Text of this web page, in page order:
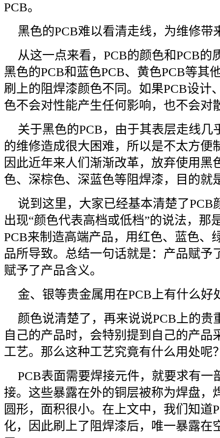
PCB。
黑色的PCB难以看清走线，为维修带
从这一点来看，PCB的颜色和PCB的
黑色的PCB和蓝色PCB、黄色PCB等其
刷上的阻焊漆颜色不同。如果PCB设计
色不会对性能产生任何影响，也不会对
关于黑色的PCB，由于其表层走线几
的维修造成很大困难，所以是不太方便
因此近年来人们渐渐改革，放弃使用黑
色、深棕色、深蓝色等阻焊漆，目的就
说到这里，大家已经基本清楚了PCB
出现“颜色代表高档或低档”的说法，那
PCB来制造高端产品，用红色、蓝色、
品所导致。总结一句话就是：产品赋予
赋予了产品含义。
金、银等贵金属用在PCB上有什么好
颜色说清楚了，再来说说PCB上的贵
自己的产品时，会特别提到自己的产品
工艺。那么这种工艺究竟有什么用处呢
PCB表面需要焊接元件，就要求有一
接。这些暴露在外的铜层被称为焊盘，
圆形，面积很小。在上文中，我们知道
化，因此刷上了阻焊漆后，唯一暴露在